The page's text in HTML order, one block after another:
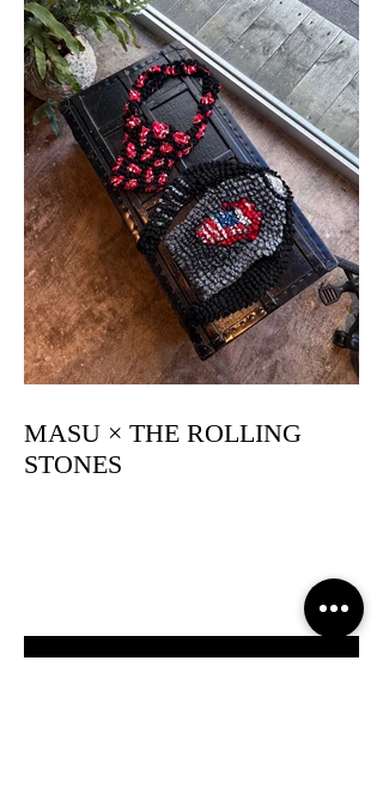
MASU × THE ROLLING
STONES